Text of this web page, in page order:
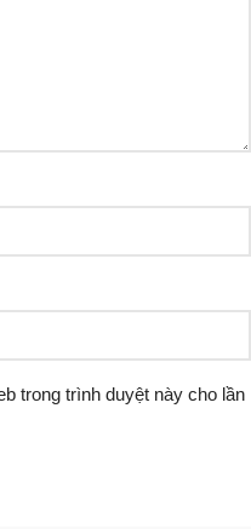
trong trình duyệt này cho lần